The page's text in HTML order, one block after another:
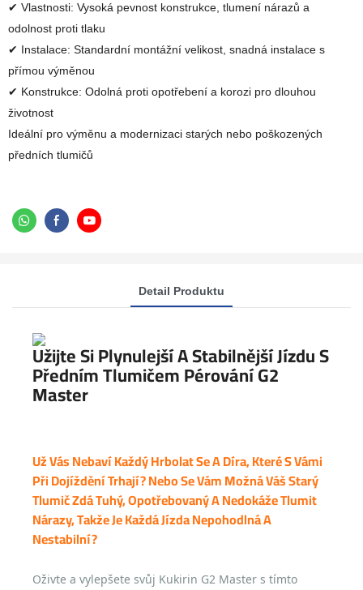
✔ Vlastnosti: Vysoká pevnost konstrukce, tlumení nárazů a
odolnost proti tlaku
✔ Instalace: Standardní montážní velikost, snadná instalace s
přímou výměnou
✔ Konstrukce: Odolná proti opotřebení a korozi pro dlouhou
životnost
Ideální pro výměnu a modernizaci starých nebo poškozených
předních tlumičů
Detail Produktu
Užijte Si Plynulejší A Stabilnější Jízdu S
Předním Tlumičem Pérování G2
Master
Už Vás Nebaví Každý Hrbolat Se A Díra, Které S Vámi
Při Dojíždění Trhají? Nebo Se Vám Možná Váš Starý
Tlumič Zdá Tuhý, Opotřebovaný A Nedokáže Tlumit
Nárazy, Takže Je Každá Jízda Nepohodlná A
Nestabilní?
Oživte a vylepšete svůj Kukirin G2 Master s tímto